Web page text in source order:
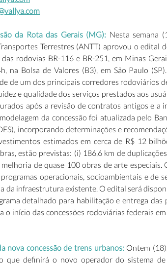
da Rota das Gerais (MG): Nesta semana
Terrestres (ANTT) aprovou o edital
rodovias BR-116 e BR-251, em Minas
na Bolsa de Valores (B3), em São Paulo
de um dos principais corredores rodoviários
e qualidade dos serviços prestados aos
após a revisão de contratos antigos e a
da concessão foi atualizada pelo
incorporando determinações e
estimados em cerca de R$ 12
estão previstas: (i) 186,6 km de
de quase 100 obras de arte especiais.
operacionais, socioambientais e de
da infraestrutura existente. O edital será
detalhado para habilitação e entrega das
início das concessões rodoviárias federais
nova concessão de trens urbanos: Ontem
que definirá o novo operador do sistema